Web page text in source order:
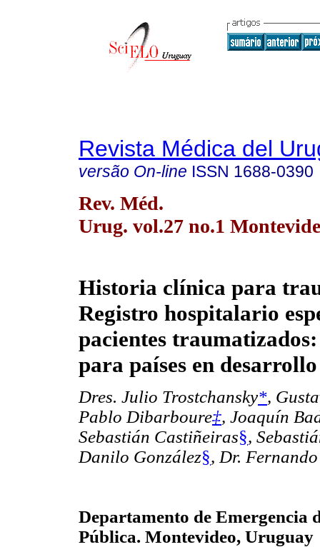
Revista Médica del
versão On-line ISSN 1688-0390
Rev. Méd.
Urug. vol.27 no.1
Historia clínica para
Registro hospitalario
pacientes
para países en desarrollo
Dres. Julio Trostchansky*,
Pablo Dibarboure‡, Joaquín
Sebastián Castiñeiras§,
Danilo González§, Dr.
Departamento de Emergencia
Pública. Montevideo, Uruguay